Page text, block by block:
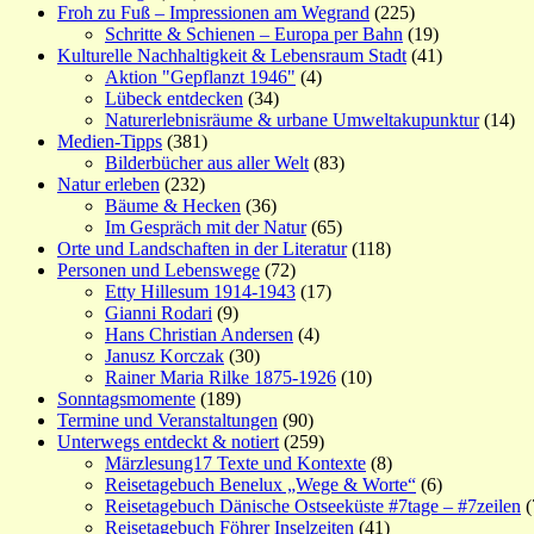
Froh zu Fuß – Impressionen am Wegrand (225)
Schritte & Schienen – Europa per Bahn (19)
Kulturelle Nachhaltigkeit & Lebensraum Stadt (41)
Aktion "Gepflanzt 1946" (4)
Lübeck entdecken (34)
Naturerlebnisräume & urbane Umweltakupunktur(14)
Medien-Tipps (381)
Bilderbücher aus aller Welt (83)
Natur erleben (232)
Bäume & Hecken (36)
Im Gespräch mit der Natur(65)
Orte und Landschaften in der Literatur(118)
Personen und Lebenswege (72)
Etty Hillesum 1914-1943 (17)
Gianni Rodari (9)
Hans Christian Andersen (4)
Janusz Korczak (30)
Rainer Maria Rilke 1875-1926 (10)
Sonntagsmomente (189)
Termine und Veranstaltungen (90)
Unterwegs entdeckt & notiert (259)
Märzlesung17 Texte und Kontexte (8)
Reisetagebuch Benelux „Wege & Worte“ (6)
Reisetagebuch Dänische Ostseeküste #7tage – #7zeilen
Reisetagebuch Föhrer Inselzeiten (41)